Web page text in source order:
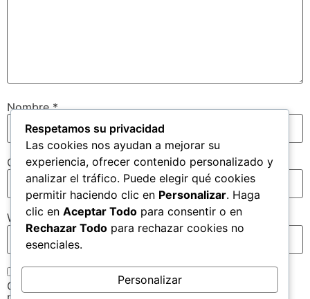
Nombre*
Correo electrónico*
Web
Guarda mi nombre, correo electrónico y web en este
Respetamos su privacidad
Las cookies nos ayudan a mejorar su
experiencia, ofrecer contenido personalizado y
analizar el tráfico. Puede elegir qué cookies
permitir haciendo clic en Personalizar. Haga
clic en Aceptar Todo para consentir o en
Rechazar Todo para rechazar cookies no
esenciales.
Personalizar